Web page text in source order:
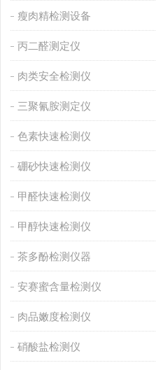
瘦肉精检测设备
丙二醛测定仪
肉类安全检测仪
三聚氰胺测定仪
色素快速检测仪
硼砂快速检测仪
甲醛快速检测仪
甲醇快速检测仪
茶多酚检测仪器
安赛蜜含量检测仪
肉品嫩度检测仪
硝酸盐检测仪